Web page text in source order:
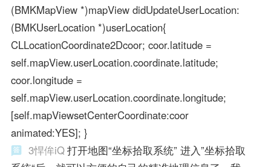
(BMKMapView *)mapView didUpdateUserLocation:
(BMKUserLocation *)userLocation{
CLLocationCoordinate2Dcoor; coor.latitude =
self.mapView.userLocation.coordinate.latitude;
coor.longitude =
self.mapView.userLocation.coordinate.longitude;
[self.mapViewsetCenterCoordinate:coor
animated:YES]; }
3悍侔iQ打开地图“坐标拾取系统” 进入”坐标拾取